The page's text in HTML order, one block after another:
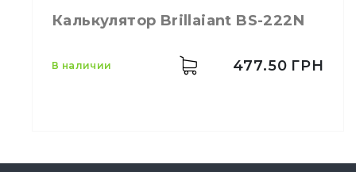
Назначение
однострочный
Калькулятор Brillaiant BS-222N
в наличии 477.50 ГРН